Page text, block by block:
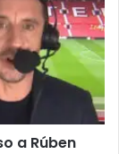
a Rúben